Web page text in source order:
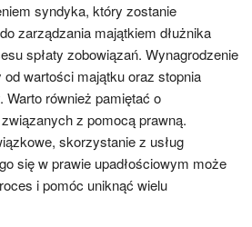
syndyka, który zostanie
zarządzania majątkiem dłużnika
spłaty zobowiązań. Wynagrodzenie
wartości majątku oraz stopnia
również pamiętać o
z pomocą prawną.
skorzystanie z usług
się w prawie upadłościowym może
i pomóc uniknąć wielu